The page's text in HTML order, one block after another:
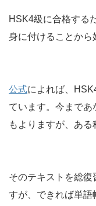
HSK4級に合格する
身に付けることから
公式によれば、
ています。今まであ
もよりますが、ある
そのテキストを総
すが、できれば単語